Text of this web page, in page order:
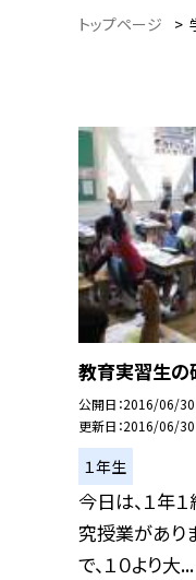
トップページ >
教育実習生の
公開日 2016/06/30
更新日 2016/06/30
１年生
今日は、１年
究授業があり
で、１０より大...